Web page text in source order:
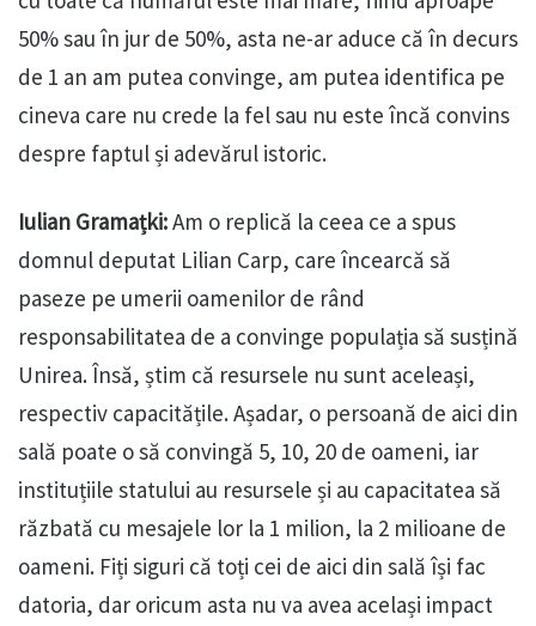
50% sau în jur de 50%, asta ne-ar aduce că în decurs
de 1 an am putea convinge, am putea identifica pe
cineva care nu crede la fel sau nu este încă convins
despre faptul și adevărul istoric.
Iulian Gramațki:Am o replică la ceea ce a spus
domnul deputat Lilian Carp, care încearcă să
paseze pe umerii oamenilor de rând
responsabilitatea de a convinge populația să susțină
Unirea. Însă, știm că resursele nu sunt aceleași,
respectiv capacitățile. Așadar, o persoană de aici din
sală poate o să convingă 5, 10, 20 de oameni, iar
instituțiile statului au resursele și au capacitatea să
răzbată cu mesajele lor la 1 milion, la 2 milioane de
oameni. Fiți siguri că toți cei de aici din sală își fac
datoria, dar oricum asta nu va avea același impact